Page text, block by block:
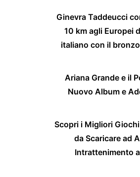
Ginevra Taddeucci
10 km agli Europei
italiano con il
Ariana Grande e il
Nuovo Album e
Scopri i Migliori
da Scaricare ad
Intrattenimento